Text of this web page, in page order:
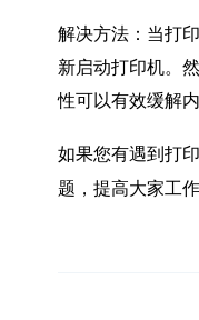
解决方法：当打
新启动打印机。
性可以有效缓解
如果您有遇到打
题，提高大家工